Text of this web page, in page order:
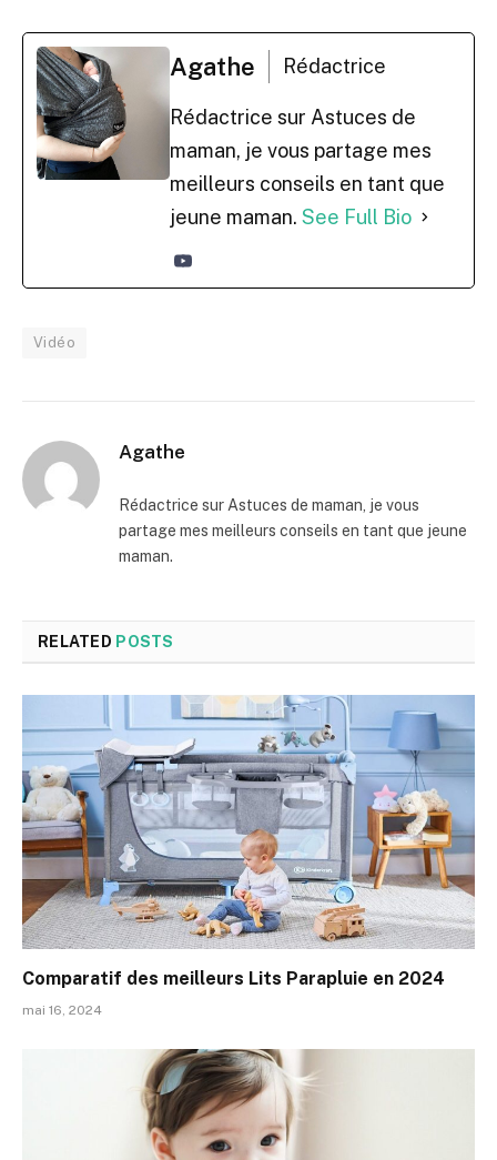
Agathe Rédactrice
Rédactrice sur Astuces de
maman, je vous partage mes
meilleurs conseils en tant que
jeune maman. See Full Bio
Vidéo
Agathe
Rédactrice sur Astuces de maman, je vous
partage mes meilleurs conseils en tant que jeune
maman.
RELATED POSTS
Comparatif des meilleurs Lits Parapluie en 2024
mai 16, 2024